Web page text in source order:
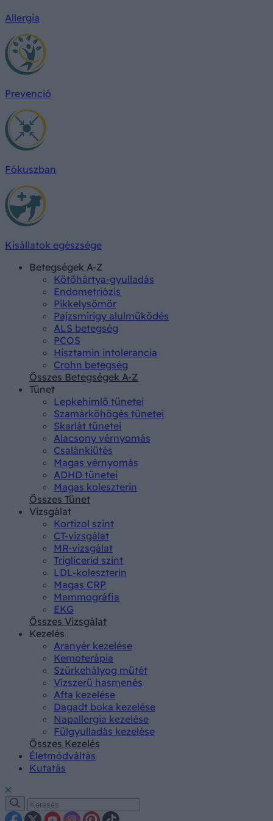
Allergia
Prevenció
Fókuszban
Kisállatok egészsége
Betegségek A-Z
Kötőhártya-gyulladás
Endometriózis
Pikkelysömör
Pajzsmirigy alulműködés
ALS betegség
PCOS
Hisztamin intolerancia
Crohn betegség
Összes Betegségek A-Z
Tünet
Lepkehimlő tünetei
Szamárköhögés tünetei
Skarlát tünetei
Alacsony vérnyomás
Csalánkiütés
Magas vérnyomás
ADHD tünetei
Magas koleszterin
Összes Tünet
Vizsgálat
Kortizol szint
CT-vizsgálat
MR-vizsgálat
Triglicerid szint
LDL-koleszterin
Magas CRP
Mammográfia
EKG
Összes Vizsgálat
Kezelés
Aranyér kezelése
Kemoterápia
Szürkehályog műtét
Vízszerű hasmenés
Afta kezelése
Dagadt boka kezelése
Napallergia kezelése
Fülgyulladás kezelése
Összes Kezelés
Életmódváltás
Kutatás